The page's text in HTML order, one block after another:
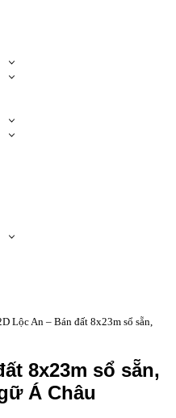
Lộc An – Bán đất 8x23m sổ sẵn,
8x23m sổ sẵn,
Á Châu